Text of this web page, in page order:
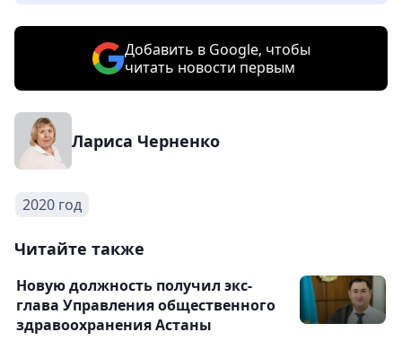
Добавить в Google, чтобы
читать новости первым
Лариса Черненко
2020 год
Читайте также
Новую должность получил экс-
глава Управления общественного
здравоохранения Астаны